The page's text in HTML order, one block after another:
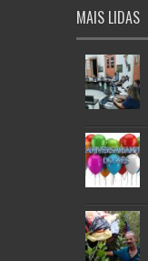
MAIS LIDAS